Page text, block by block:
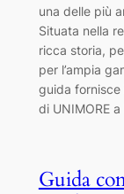
una delle più
Situata nella
ricca storia,
per l’ampia
guida
di UNIMORE
Guida